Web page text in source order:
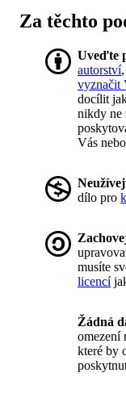
Za těchto
Uveďte
autorství
vyznačit
docílit
nikdy ne
Vás
dílo pro
musíte
licencí
Žádná
omezení
které by